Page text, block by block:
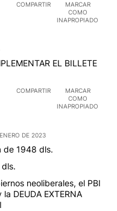
COMPARTIR
MARCAR
COMO
INAPROPIADO
EL BILLETE
COMPARTIR
MARCAR
COMO
INAPROPIADO
DE 2023
de 1948 dls.
neoliberales, el PBI
DEUDA EXTERNA